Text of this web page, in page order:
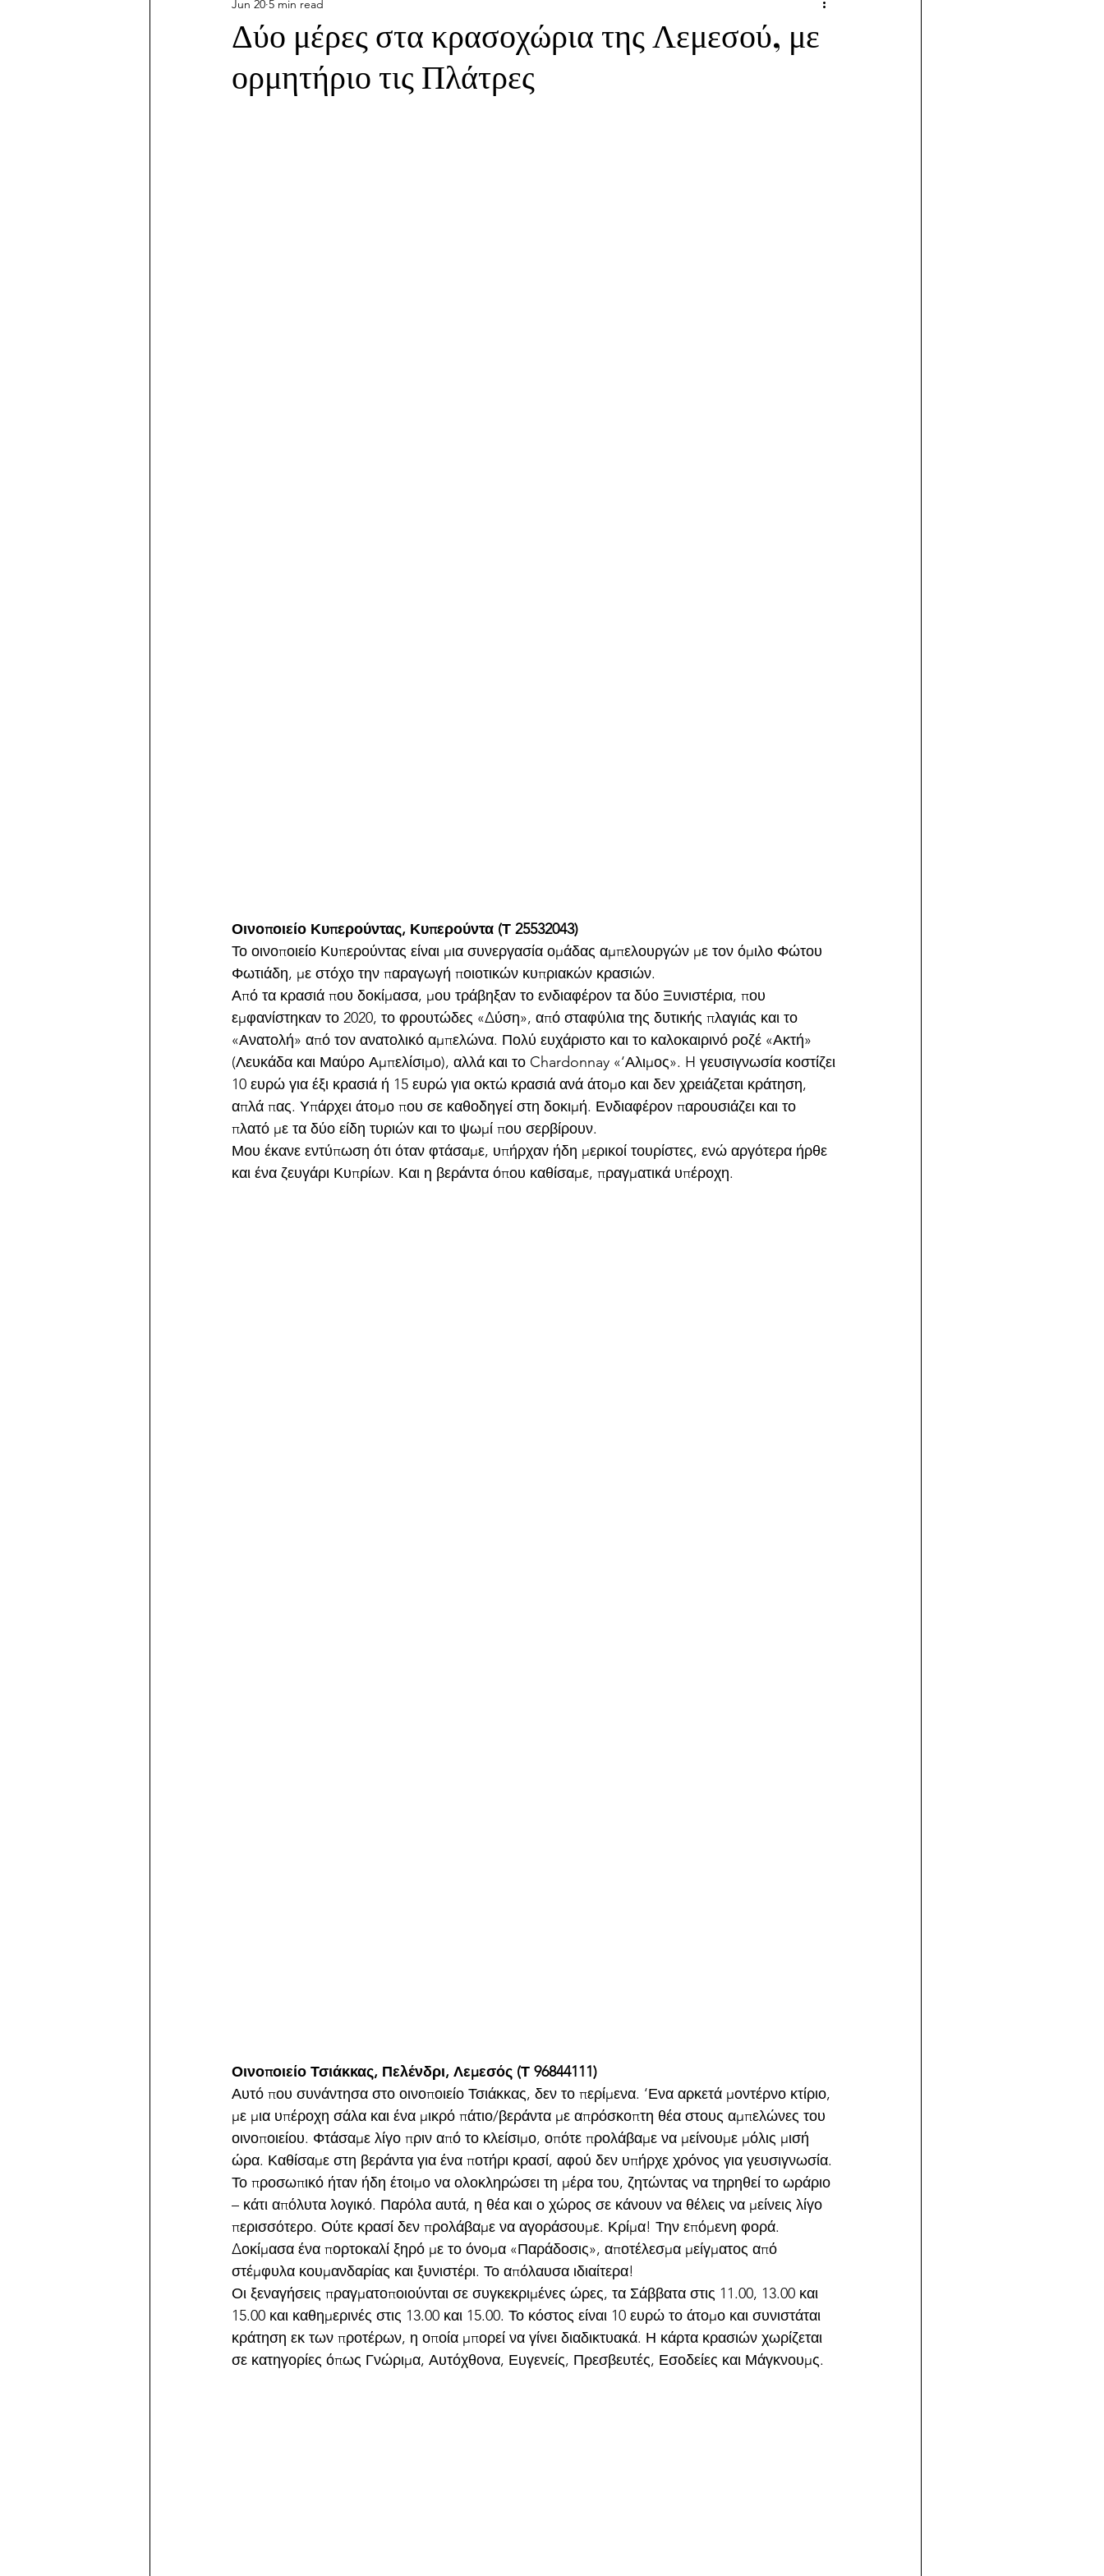
Δύο μέρες στα κρασοχώρια της Λεμεσού, με
ορμητήριο τις Πλάτρες
Jun 20 5 min read
Οινοποιείο Κυπερούντας, Κυπερούντα (Τ 25532043)
Το οινοποιείο Κυπερούντας είναι μια συνεργασία ομάδας αμπελουργών με τον όμιλο Φώτου
Φωτιάδη, με στόχο την παραγωγή ποιοτικών κυπριακών κρασιών.
Από τα κρασιά που δοκίμασα, μου τράβηξαν το ενδιαφέρον τα δύο Ξυνιστέρια, που
εμφανίστηκαν το 2020, το φρουτώδες «Δύση», από σταφύλια της δυτικής πλαγιάς και το
«Ανατολή» από τον ανατολικό αμπελώνα. Πολύ ευχάριστο και το καλοκαιρινό ροζέ «Ακτή»
(Λευκάδα και Μαύρο Αμπελίσιμο), αλλά και το Chardonnay «‘Αλιμος». H γευσιγνωσία κοστίζει
10 ευρώ για έξι κρασιά ή 15 ευρώ για οκτώ κρασιά ανά άτομο και δεν χρειάζεται κράτηση,
απλά πας. Υπάρχει άτομο που σε καθοδηγεί στη δοκιμή. Ενδιαφέρον παρουσιάζει και το
πλατό με τα δύο είδη τυριών και το ψωμί που σερβίρουν.
Μου έκανε εντύπωση ότι όταν φτάσαμε, υπήρχαν ήδη μερικοί τουρίστες, ενώ αργότερα ήρθε
και ένα ζευγάρι Κυπρίων. Και η βεράντα όπου καθίσαμε, πραγματικά υπέροχη.
Οινοποιείο Τσιάκκας, Πελένδρι, Λεμεσός (Τ 96844111)
Αυτό που συνάντησα στο οινοποιείο Τσιάκκας, δεν το περίμενα. ‘Ενα αρκετά μοντέρνο κτίριο,
με μια υπέροχη σάλα και ένα μικρό πάτιο/βεράντα με απρόσκοπτη θέα στους αμπελώνες του
οινοποιείου. Φτάσαμε λίγο πριν από το κλείσιμο, οπότε προλάβαμε να μείνουμε μόλις μισή
ώρα. Καθίσαμε στη βεράντα για ένα ποτήρι κρασί, αφού δεν υπήρχε χρόνος για γευσιγνωσία.
Το προσωπικό ήταν ήδη έτοιμο να ολοκληρώσει τη μέρα του, ζητώντας να τηρηθεί το ωράριο
– κάτι απόλυτα λογικό. Παρόλα αυτά, η θέα και ο χώρος σε κάνουν να θέλεις να μείνεις λίγο
περισσότερο. Ούτε κρασί δεν προλάβαμε να αγοράσουμε. Κρίμα! Την επόμενη φορά.
Δοκίμασα ένα πορτοκαλί ξηρό με το όνομα «Παράδοσις», αποτέλεσμα μείγματος από
στέμφυλα κουμανδαρίας και ξυνιστέρι. Το απόλαυσα ιδιαίτερα!
Οι ξεναγήσεις πραγματοποιούνται σε συγκεκριμένες ώρες, τα Σάββατα στις 11.00, 13.00 και
15.00 και καθημερινές στις 13.00 και 15.00. Το κόστος είναι 10 ευρώ το άτομο και συνιστάται
κράτηση εκ των προτέρων, η οποία μπορεί να γίνει διαδικτυακά. Η κάρτα κρασιών χωρίζεται
σε κατηγορίες όπως Γνώριμα, Αυτόχθονα, Ευγενείς, Πρεσβευτές, Εσοδείες και Μάγκνουμς.